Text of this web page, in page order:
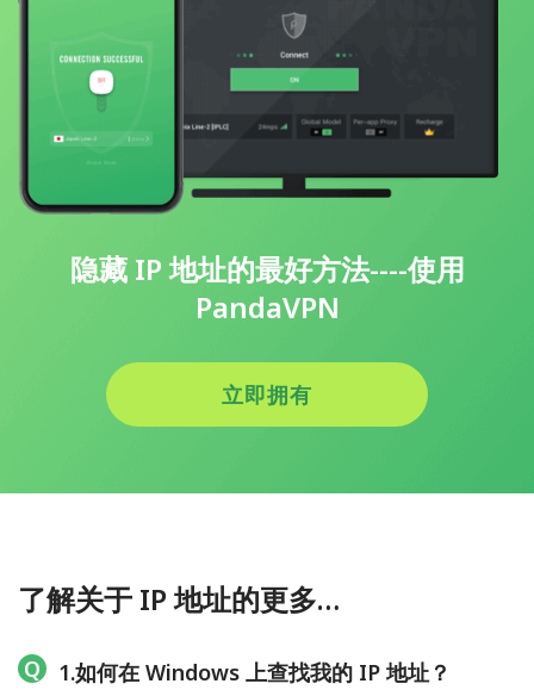
隐藏 IP 地址的最好方法----使用
PandaVPN
立即拥有
了解关于 IP 地址的更多…
1.如何在 Windows 上查找我的 IP 地址？